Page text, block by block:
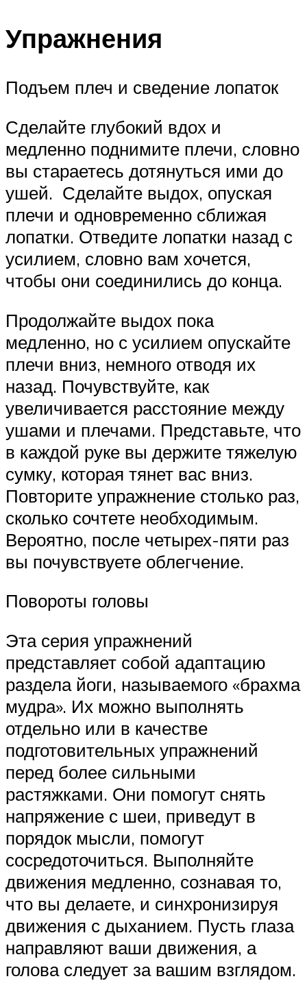
Упражнения
Подъем плеч и сведение лопаток
Сделайте глубокий вдох и
медленно поднимите плечи, словно
вы стараетесь дотянуться ими до
ушей. Сделайте выдох, опуская
плечи и одновременно сближая
лопатки. Отведите лопатки назад с
усилием, словно вам хочется,
чтобы они соединились до конца.
Продолжайте выдох пока
медленно, но с усилием опускайте
плечи вниз, немного отводя их
назад. Почувствуйте, как
увеличивается расстояние между
ушами и плечами. Представьте, что
в каждой руке вы держите тяжелую
сумку, которая тянет вас вниз.
Повторите упражнение столько раз,
сколько сочтете необходимым.
Вероятно, после четырех-пяти раз
вы почувствуете облегчение.
Повороты головы
Эта серия упражнений
представляет собой адаптацию
раздела йоги, называемого «брахма
мудра». Их можно выполнять
отдельно или в качестве
подготовительных упражнений
перед более сильными
растяжками. Они помогут снять
напряжение с шеи, приведут в
порядок мысли, помогут
сосредоточиться. Выполняйте
движения медленно, сознавая то,
что вы делаете, и синхронизируя
движения с дыханием. Пусть глаза
направляют ваши движения, а
голова следует за вашим взглядом.